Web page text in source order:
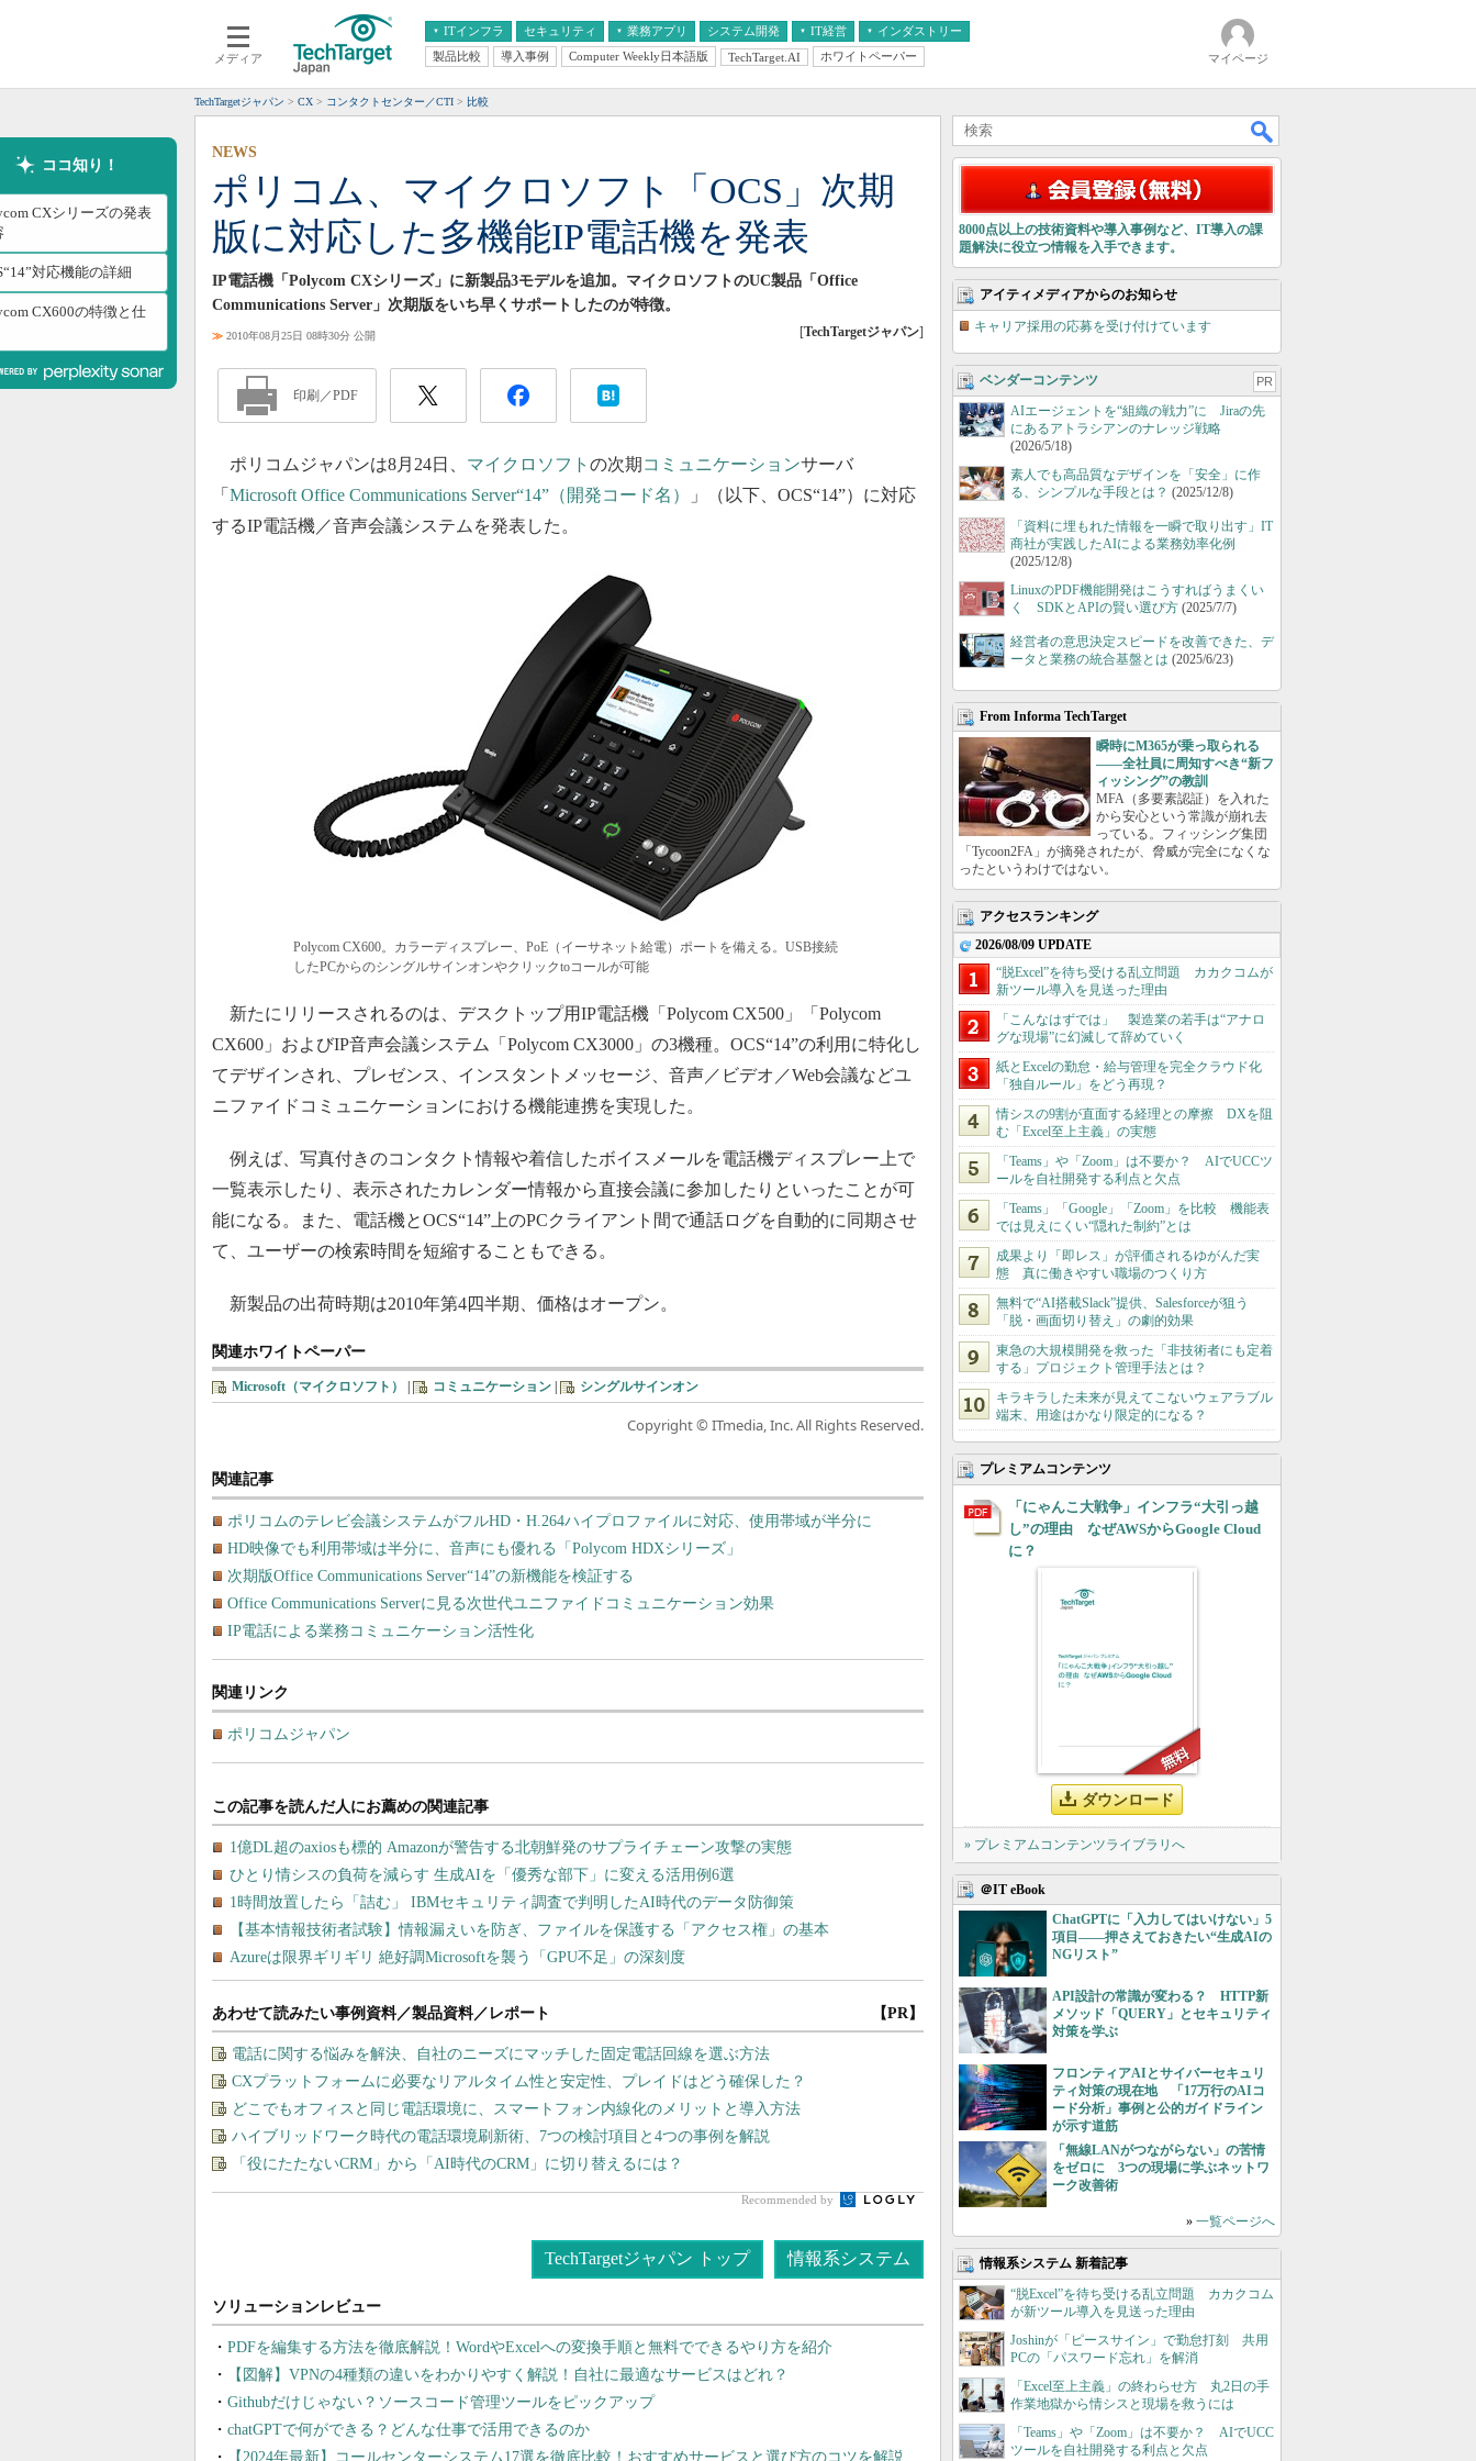
メディア
ITインフラ
クラウド
スマートモバイル
ネットワーク
システム運用管理
セキュリティ 業務アプリ
エンタープライズAI
ERP
情報系システム
システム開発 IT経営
経営とIT
インダストリー
医療IT
製品比較 導入事例 Computer Weekly日本語版 TechTarget.AI ホワイトペーパー マイページ
TechTargetジャパン CX コンタクトセンター／CTI 比較
ココ知り！
CXシリーズの発表
対応機能の詳細
CX600の特徴と仕
ポリコム、マイクロソフト「OCS」次期
版に対応した多機能IP電話機を発表
NEWS
IP電話機「Polycom CXシリーズ」に新製品3モデルを追加。マイクロソフトのUC製品「Office
Communications Server」次期版をいち早くサポートしたのが特徴。
≫ 2010年08月25日 08時30分 公開 [TechTargetジャパン]
印刷／PDF
ポリコムジャパンは8月24日、 マイクロソフト の次期 コミュニケーションサーバ
「 Microsoft Office Communications Server“14”（開発コード名）
」（以下、OCS“14”）に対応
するIP電話機／音声会議システムを発表した。
Polycom CX600。カラーディスプレー、PoE（イーサネット給電）ポートを備える。USB接続
したPCからのシングルサインオンやクリックtoコールが可能
新たにリリースされるのは、デスクトップ用IP電話機「Polycom CX500」「Polycom
CX600」およびIP音声会議システム「Polycom CX3000」の3機種。OCS“14”の利用に特化し
てデザインされ、プレゼンス、インスタントメッセージ、音声／ビデオ／Web会議などユ
ニファイドコミュニケーションにおける機能連携を実現した。
例えば、写真付きのコンタクト情報や着信したボイスメールを電話機ディスプレー上で
一覧表示したり、表示されたカレンダー情報から直接会議に参加したりといったことが可
能になる。また、電話機とOCS“14”上のPCクライアント間で通話ログを自動的に同期させ
て、ユーザーの検索時間を短縮することもできる。
新製品の出荷時期は2010年第4四半期、価格はオープン。
関連ホワイトペーパー
Microsoft（マイクロソフト） コミュニケーション シングルサインオン
Copyright © ITmedia, Inc. All Rights Reserved.
関連記事
ポリコムのテレビ会議システムがフルHD・H.264ハイプロファイルに対応、使用帯域が半分に
HD映像でも利用帯域は半分に、音声にも優れる「Polycom HDXシリーズ」
次期版Office Communications Server“14”の新機能を検証する
Office Communications Serverに見る次世代ユニファイドコミュニケーション効果
IP電話による業務コミュニケーション活性化
関連リンク
ポリコムジャパン
あわせて読みたい事例資料／製品資料／レポート 【PR】
電話に関する悩みを解決、自社のニーズにマッチした固定電話回線を選ぶ方法
CXプラットフォームに必要なリアルタイム性と安定性、プレイドはどう確保した？
どこでもオフィスと同じ電話環境に、スマートフォン内線化のメリットと導入方法
ハイブリッドワーク時代の電話環境刷新術、7つの検討項目と4つの事例を解説
「役にたたないCRM」から「AI時代のCRM」に切り替えるには？
Recommended by
TechTargetジャパン トップ 情報系システム
PDFを編集する方法を徹底解説！WordやExcelへの変換手順と無料でできるやり方を紹介
【図解】VPNの4種類の違いをわかりやすく解説！自社に最適なサービスはどれ？
Githubだけじゃない？ソースコード管理ツールをピックアップ
chatGPTで何ができる？どんな仕事で活用できるのか
【2024年最新】コールセンターシステム17選を徹底比較！おすすめサービスと選び方のコツを解説
8000点以上の技術資料や導入事例など、IT導入の課
題解決に役立つ情報を入手できます。
アイティメディアからのお知らせ
キャリア採用の応募を受け付けています
ベンダーコンテンツ PR
AIエージェントを“組織の戦力”に Jiraの先
にあるアトラシアンのナレッジ戦略
(2026/5/18)
素人でも高品質なデザインを「安全」に作
る、シンプルな手段とは？ (2025/12/8)
「資料に埋もれた情報を一瞬で取り出す」IT
商社が実践したAIによる業務効率化例
(2025/12/8)
LinuxのPDF機能開発はこうすればうまくい
く SDKとAPIの賢い選び方 (2025/7/7)
経営者の意思決定スピードを改善できた、デ
ータと業務の統合基盤とは (2025/6/23)
From Informa TechTarget
瞬時にM365が乗っ取られる
――全社員に周知すべき“新フ
ィッシング”の教訓
MFA（多要素認証）を入れた
から安心という常識が崩れ去
っている。フィッシング集団
「Tycoon2FA」が摘発されたが、脅威が完全になくな
ったというわけではない。
アクセスランキング
2026/08/09 UPDATE
“脱Excel”を待ち受ける乱立問題 カカクコムが
新ツール導入を見送った理由
「こんなはずでは」 製造業の若手は“アナロ
グな現場”に幻滅して辞めていく
紙とExcelの勤怠・給与管理を完全クラウド化
「独自ルール」をどう再現？
情シスの9割が直面する経理との摩擦 DXを阻
む「Excel至上主義」の実態
「Teams」や「Zoom」は不要か？ AIでUCCツ
ールを自社開発する利点と欠点
「Teams」「Google」「Zoom」を比較 機能表
では見えにくい“隠れた制約”とは
成果より「即レス」が評価されるゆがんだ実
態 真に働きやすい職場のつくり方
無料で“AI搭載Slack”提供、Salesforceが狙う
「脱・画面切り替え」の劇的効果
東急の大規模開発を救った「非技術者にも定着
する」プロジェクト管理手法とは？
キラキラした未来が見えてこないウェアラブル
端末、用途はかなり限定的になる？
プレミアムコンテンツ
「にゃんこ大戦争」インフラ“大引っ越
し”の理由 なぜAWSからGoogle Cloud
に？
ダウンロード
» プレミアムコンテンツライブラリへ
＠IT eBook
ChatGPTに「入力してはいけない」5
項目――押さえておきたい“生成AIの
NGリスト”
API設計の常識が変わる？ HTTP新
メソッド「QUERY」とセキュリティ
対策を学ぶ
フロンティアAIとサイバーセキュリ
ティ対策の現在地 「17万行のAIコ
ード分析」事例と公的ガイドライン
が示す道筋
「無線LANがつながらない」の苦情
をゼロに 3つの現場に学ぶネットワ
ーク改善術
» 一覧ページへ
情報系システム 新着記事
“脱Excel”を待ち受ける乱立問題 カカクコム
が新ツール導入を見送った理由
Joshinが「ピースサイン」で勤怠打刻 共用
PCの「パスワード忘れ」を解消
「Excel至上主義」の終わらせ方 丸2日の手
作業地獄から情シスと現場を救うには
「Teams」や「Zoom」は不要か？ AIでUCC
ツールを自社開発する利点と欠点